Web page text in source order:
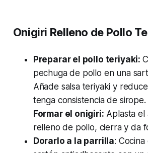
Onigiri Relleno de Pollo
Preparar el pollo teriyaki:
pechuga de pollo en una
Añade salsa teriyaki y
tenga consistencia de sirope.
Formar el onigiri: Aplasta el
relleno de pollo, cierra y da
Dorarlo a la parrilla: